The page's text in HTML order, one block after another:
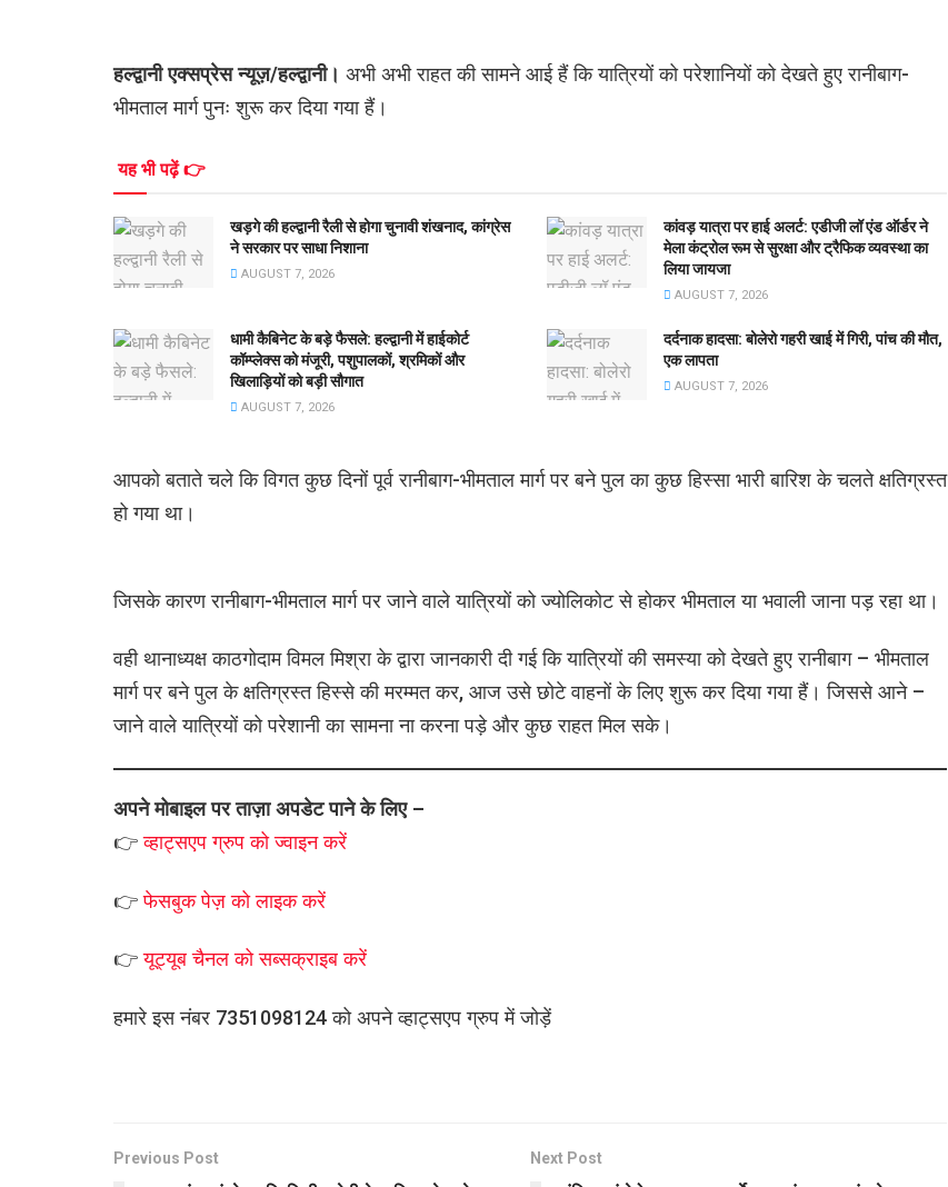
हल्द्वानी एक्सप्रेस न्यूज़/हल्द्वानी। अभी अभी राहत की सामने आई हैं कि यात्रियों को परेशानियों को देखते हुए रानीबाग-
भीमताल मार्ग पुनः शुरू कर दिया गया हैं।
यह भी पढ़ें 👉
खड़गे की हल्द्वानी रैली से होगा चुनावी शंखनाद, कांग्रेस
ने सरकार पर साधा निशाना
AUGUST 7, 2026
कांवड़ यात्रा पर हाई अलर्ट: एडीजी लॉ एंड ऑर्डर ने
मेला कंट्रोल रूम से सुरक्षा और ट्रैफिक व्यवस्था का
लिया जायजा
AUGUST 7, 2026
धामी कैबिनेट के बड़े फैसले: हल्द्वानी में हाईकोर्ट
कॉम्प्लेक्स को मंजूरी, पशुपालकों, श्रमिकों और
खिलाड़ियों को बड़ी सौगात
AUGUST 7, 2026
दर्दनाक हादसा: बोलेरो गहरी खाई में गिरी, पांच की मौत,
एक लापता
AUGUST 7, 2026
आपको बताते चले कि विगत कुछ दिनों पूर्व रानीबाग-भीमताल मार्ग पर बने पुल का कुछ हिस्सा भारी बारिश के चलते क्षतिग्रस्त
हो गया था।
जिसके कारण रानीबाग-भीमताल मार्ग पर जाने वाले यात्रियों को ज्योलिकोट से होकर भीमताल या भवाली जाना पड़ रहा था।
वही थानाध्यक्ष काठगोदाम विमल मिश्रा के द्वारा जानकारी दी गई कि यात्रियों की समस्या को देखते हुए रानीबाग – भीमताल
मार्ग पर बने पुल के क्षतिग्रस्त हिस्से की मरम्मत कर, आज उसे छोटे वाहनों के लिए शुरू कर दिया गया हैं। जिससे आने –
जाने वाले यात्रियों को परेशानी का सामना ना करना पड़े और कुछ राहत मिल सके।
अपने मोबाइल पर ताज़ा अपडेट पाने के लिए –
👉व्हाट्सएपग्रुप कोज्वाइन करें
👉फेसबुक पेज़ को लाइक करें
👉यूट्यूब चैनल को सब्सक्राइब करें
हमारे इस नंबर 7351098124 को अपने व्हाट्सएप ग्रुप में जोड़ें
Previous Post Next Post